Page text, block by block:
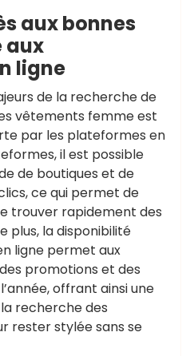
aux bonnes
aux
ligne
de la recherche de
vêtements femme est
par les plateformes en
il est possible
de boutiques et de
ce qui permet de
trouver rapidement des
plus, la disponibilité
ligne permet aux
promotions et des
offrant ainsi une
recherche des
rester stylée sans se